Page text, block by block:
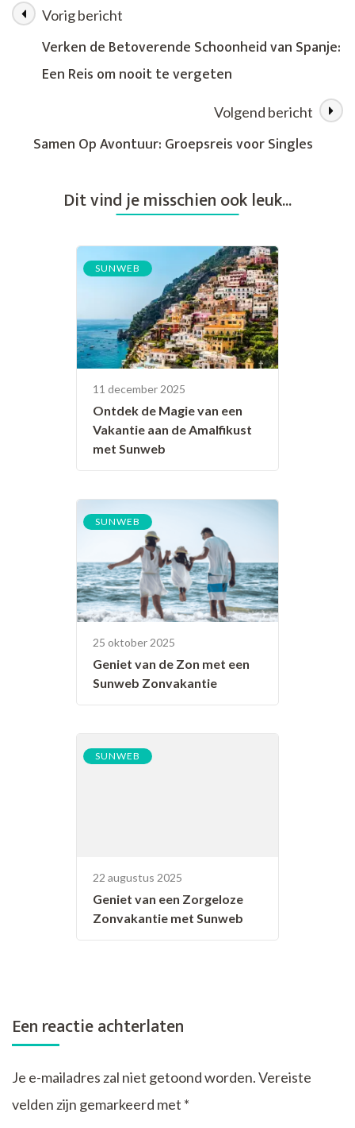
Spontane
Avonturen
Berichtnavigatie
Vorig bericht
Verken de Betoverende Schoonheid van Spanje:
Een Reis om nooit te vergeten
Volgend bericht
Samen Op Avontuur: Groepsreis voor Singles
Dit vind je misschien ook leuk...
SUNWEB
11 december 2025
Ontdek de Magie van een
Vakantie aan de Amalfikust
met Sunweb
SUNWEB
25 oktober 2025
Geniet van de Zon met een
Sunweb Zonvakantie
SUNWEB
22 augustus 2025
Geniet van een Zorgeloze
Zonvakantie met Sunweb
Een reactie achterlaten
Je e-mailadres zal niet getoond worden.Vereiste
velden zijn gemarkeerd met *